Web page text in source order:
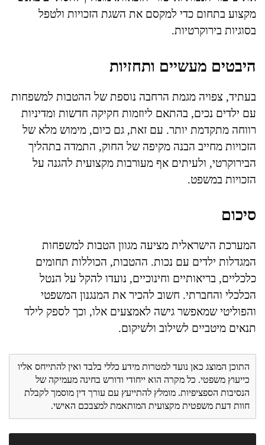
מקצוע בתחום כדי למקסם את השגת הזכויות ולטפל
בסוגיות בירוקרטיות.
היבטים מעשיים ותחזיות
בעתיד, צפויה מגמת הרחבה נוספת של ההטבות למשפחות
עם ילדים נכים, בהתאם ליוזמות חקיקה חדשות ומדיניות
רווחה מתקדמת יותר. עם זאת, גם כיום, מימוש מלא של
הזכויות מחייב הבנה מקיפה של החוק, התמדה בתהליך
הבירוקרטי, ולעיתים אף מעורבות מקצועית להגנה על
הזכויות במשפט.
סיכום
המערכת הישראלית מציעה מגוון הטבות למשפחות
המגדלות ילדים עם נכות. ההטבות, הכוללות תחומים
כלכליים, בריאותיים וחינוכיים, נועדו להקל על הנטל
הכלכלי והחברתי. חשוב להכיר את המנגנון המשפטי
והפוליטי שמאפשר גישה לאמצעים אלו, וכך לספק לילד
תנאים מיטביים לשילוב ולשיקום.
התוכן המוצג כאן נועד למטרות מידע כללי בלבד ואין להתייחס אליו
כייעוץ משפטי. כל מקרה הוא ייחודי ודורש בחינה מעמיקה של
הנסיבות הספציפיות. מומלץ להתייעץ עם עורך דין מוסמך לקבלת
חוות דעת משפטית מקצועית המותאמת למצבכם האישי.